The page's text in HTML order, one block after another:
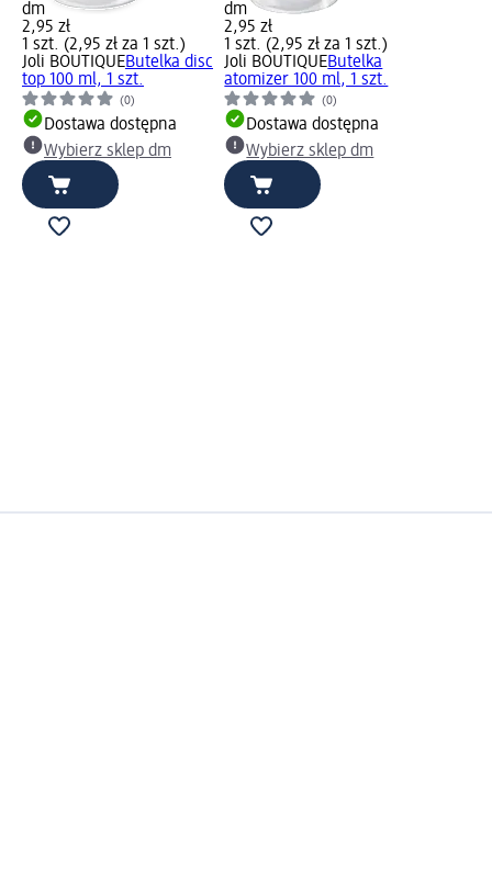
dm
2,95 zł
1 szt. (2,95 zł za 1 szt.)
Joli BOUTIQUEButelka disc
top 100 ml, 1 szt.
(0)
Dostawa dostępna
Wybierz sklep dm
dm
2,95 zł
1 szt. (2,95 zł za 1 szt.)
Joli BOUTIQUEButelka
atomizer 100 ml, 1 szt.
(0)
Dostawa dostępna
Wybierz sklep dm